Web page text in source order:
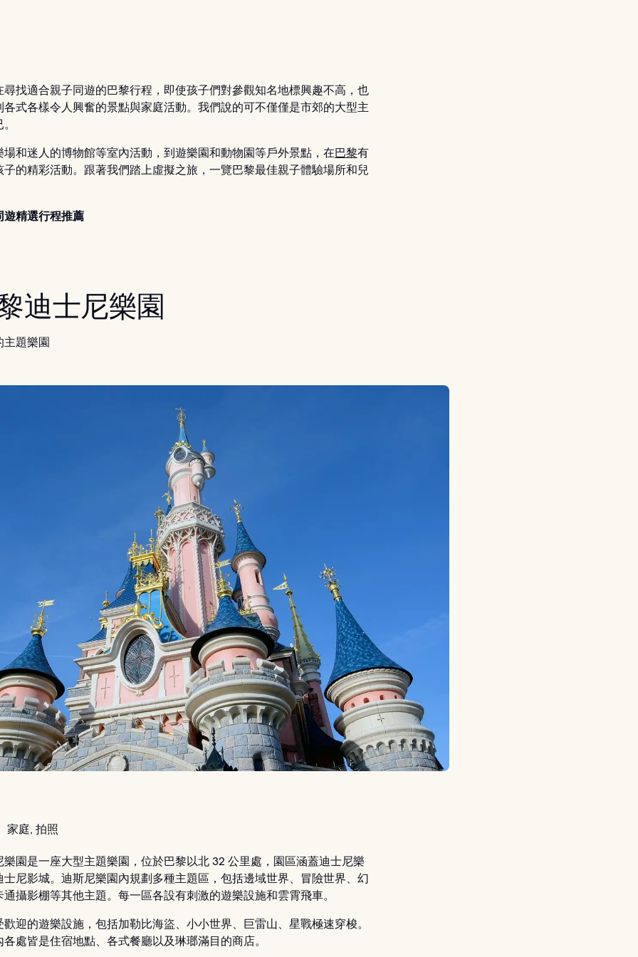
尋找適合親子同遊的巴黎行程，即使孩子們對參觀知名地標興趣不高，也
各式各樣令人興奮的景點與家庭活動。我們說的可不僅僅是市郊的大型主
場和迷人的博物館等室內活動，到遊樂園和動物園等戶外景點，在巴黎有
子的精彩活動。跟著我們踏上虛擬之旅，一覽巴黎最佳親子體驗場所和兒
遊精選行程推薦
迪士尼樂園
主題樂園
家庭, 拍照
樂園是一座大型主題樂園，位於巴黎以北 32 公里處，園區涵蓋迪士尼樂
士尼影城。迪斯尼樂園內規劃多種主題區，包括邊域世界、冒險世界、幻
攝影棚等其他主題。每一區各設有刺激的遊樂設施和雲霄飛車。
迎的遊樂設施，包括加勒比海盜、小小世界、巨雷山、星戰極速穿梭。
處皆是住宿地點、各式餐廳以及琳瑯滿目的商店。